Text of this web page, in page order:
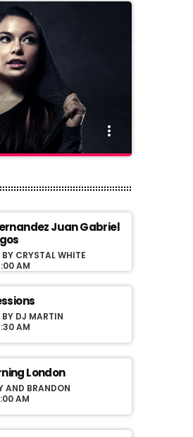
more_vert
timetable is
from the schedule,
carousels of
id lacus felis.
eget tellus nec,
Sed eu congue
Aliquam semper
Juan Gabriel
BY CRYSTAL WHITE
AM
BY DJ MARTIN
AM
London
AND BRANDON
AM